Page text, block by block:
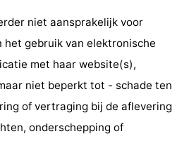
niet aansprakelijk voor
het gebruik van elektronische
met haar website(s),
niet beperkt tot - schade ten
of vertraging bij de aflevering
onderschepping of